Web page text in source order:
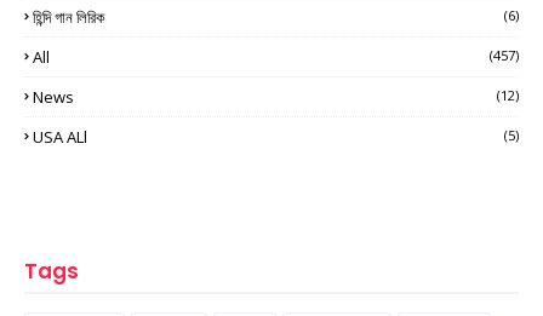
হিন্দি গান লিরিক (6)
All (457)
News (12)
USA ALl (5)
Tags